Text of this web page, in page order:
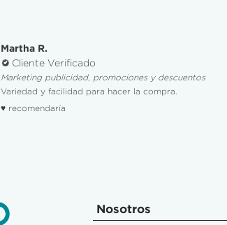
Martha R.
Cliente Verificado
Marketing publicidad, promociones y descuentos
Variedad y facilidad para hacer la compra.
♥ recomendaría
Nosotros